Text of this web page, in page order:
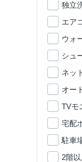
独立
エア
ウォ
シュ
ネッ
オー
TVモ
宅配
駐車
2階以